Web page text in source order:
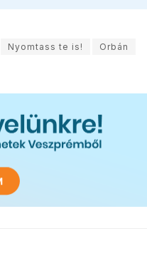
Nyomtass te is!
Orbán